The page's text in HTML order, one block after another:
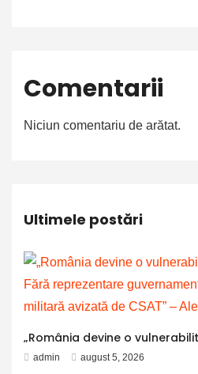
Comentarii
Niciun comentariu de arătat.
Ultimele postări
admin august 5, 2026